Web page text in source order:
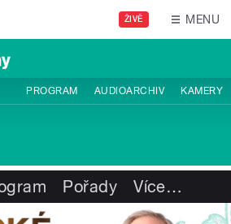
ŽIVĚ MENU
PROGRAM AUDIOARCHIV KAMERY
Pořady Více…